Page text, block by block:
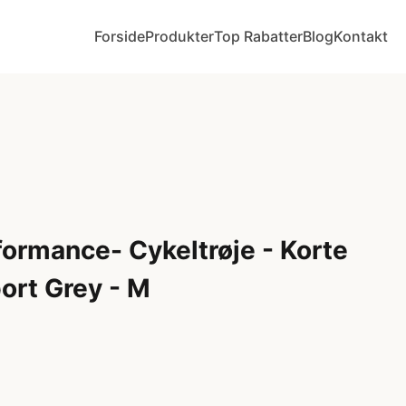
ForsideProdukterTop RabatterBlogKontakt
Cykeltrøje - Korte
Grey - M